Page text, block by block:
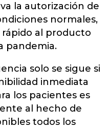
la autorización de
normales,
rápido al producto
pandemia.
solo se sigue si
inmediata
los pacientes es
al hecho de
todos los